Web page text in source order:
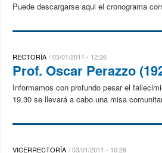
Puede descargarse aqui el cronograma
RECTORÍA 03/01/2011 - 12:26
Prof. Oscar Perazzo
Informamos con profundo pesar el
19.30 se llevará a cabo una misa
VICERRECTORÍA 03/01/2011 - 10:29